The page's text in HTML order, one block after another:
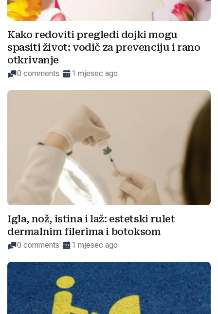
Kako redoviti pregledi dojki mogu
spasiti život: vodič za prevenciju i rano
otkrivanje
0 comments 1 mjesec ago
Igla, nož, istina i laž: estetski rulet
dermalnim filerima i botoksom
0 comments 1 mjesec ago